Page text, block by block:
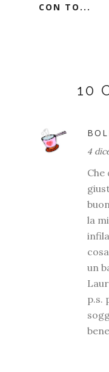
CON TO...
10
4
la
un
p.s.